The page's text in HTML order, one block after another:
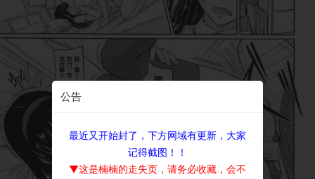
公告
最近又开始封了，下方网域有更新，大家
记得截图！！
▼这是楠楠的走失页，请务必收藏，会不